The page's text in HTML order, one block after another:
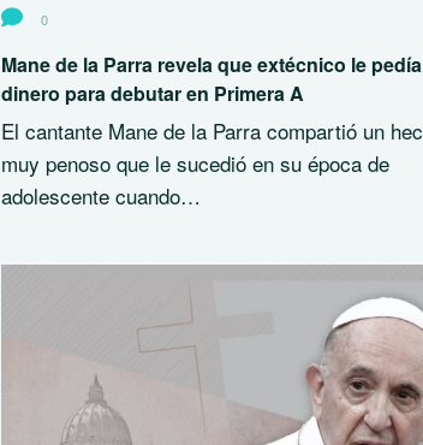
0
Mane de la Parra revela que extécnico le pedía
dinero para debutar en Primera A
El cantante Mane de la Parra compartió un
muy penoso que le sucedió en su época de
adolescente cuando…